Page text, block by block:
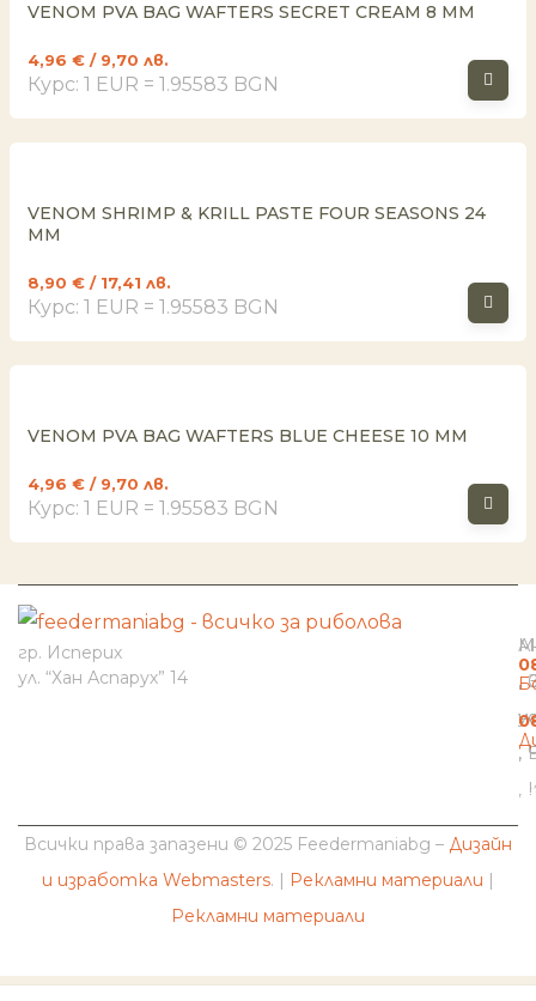
VENOM PVA BAG WAFTERS SECRET CREAM 8 MM
4,96 € / 9,70 лв.
Курс: 1 EUR = 1.95583 BGN
VENOM SHRIMP & KRILL PASTE FOUR SEASONS 24
MM
8,90 € / 17,41 лв.
Курс: 1 EUR = 1.95583 BGN
VENOM PVA BAG WAFTERS BLUE CHEESE 10 MM
4,96 € / 9,70 лв.
Курс: 1 EUR = 1.95583 BGN
гр. Исперих
ул. “Хан Аспарух” 14
Всички права запазени © 2025 Feedermaniabg – Дизайн
и изработка Webmasters. | Рекламни материали |
Рекламни материали